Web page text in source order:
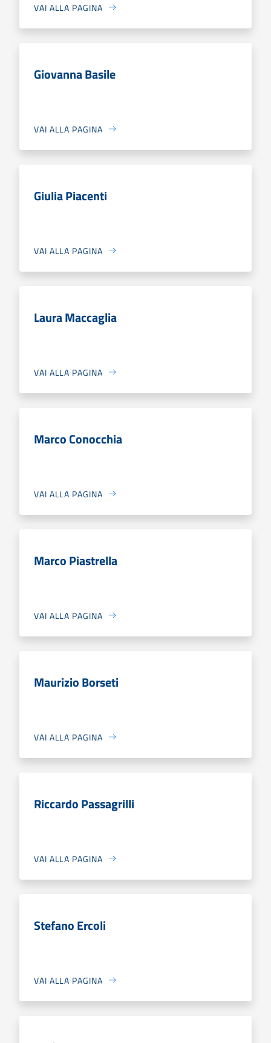
VAI ALLA PAGINA
Giovanna Basile
VAI ALLA PAGINA
Giulia Piacenti
VAI ALLA PAGINA
Laura Maccaglia
VAI ALLA PAGINA
Marco Conocchia
VAI ALLA PAGINA
Marco Piastrella
VAI ALLA PAGINA
Maurizio Borseti
VAI ALLA PAGINA
Riccardo Passagrilli
VAI ALLA PAGINA
Stefano Ercoli
VAI ALLA PAGINA